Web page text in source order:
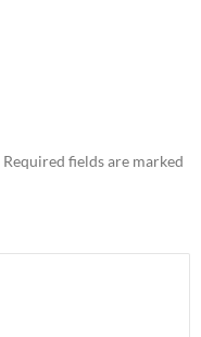
Required fields are marked